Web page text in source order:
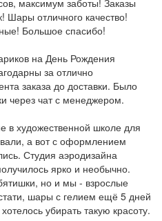
Шары отличного качество!
Большое спасибо!
на День Рождения
за отлично
заказа до доставки. Было
через чат с менеджером.
в художественной школе для
а вот с оформлением
Студия аэродизайна
ярко и необычно.
но и мы - взрослые
шары с гелием ещё 5 дней
убирать такую красоту.